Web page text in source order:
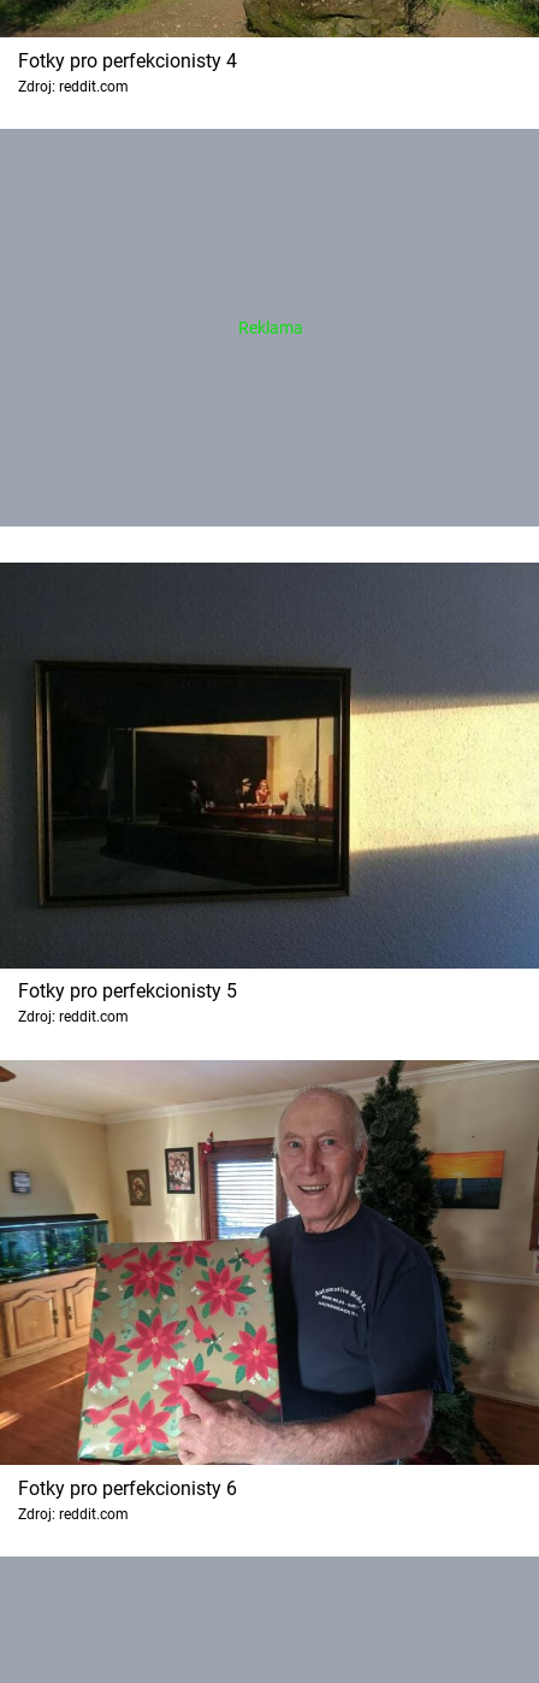
Fotky pro perfekcionisty 4
Zdroj: reddit.com
Fotky pro perfekcionisty 5
Zdroj: reddit.com
Fotky pro perfekcionisty 6
Zdroj: reddit.com